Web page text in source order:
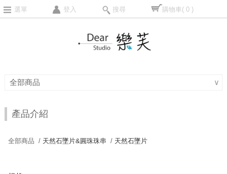
選單 登入 搜尋 購物車( 0 )
全部商品 ∨
產品介紹
全部商品 / 天然石墜片&圓珠珠串 / 天然石墜片